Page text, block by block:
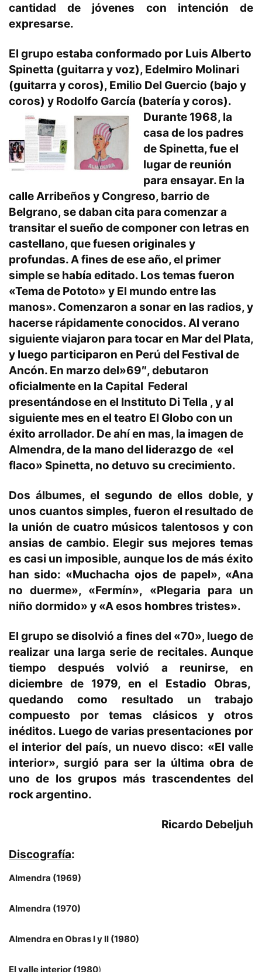
cantidad de jóvenes con intención de
expresarse.
El grupo estaba conformado por Luis Alberto
Spinetta (guitarra y voz), Edelmiro Molinari
(guitarra y coros), Emilio Del Guercio (bajo y
coros) y Rodolfo García (batería y coros).
Durante 1968, la
casa de los padres
de Spinetta, fue el
lugar de reunión
para ensayar. En la
calle Arribeños y Congreso, barrio de
Belgrano, se daban cita para comenzar a
transitar el sueño de componer con letras en
castellano, que fuesen originales y
profundas. A fines de ese año, el primer
simple se había editado. Los temas fueron
«Tema de Pototo» y El mundo entre las
manos». Comenzaron a sonar en las radios, y
hacerse rápidamente conocidos. Al verano
siguiente viajaron para tocar en Mar del Plata,
y luego participaron en Perú del Festival de
Ancón. En marzo del»69″, debutaron
oficialmente en la Capital Federal
presentándose en el Instituto Di Tella , y al
siguiente mes en el teatro El Globo con un
éxito arrollador. De ahí en mas, la imagen de
Almendra, de la mano del liderazgo de «el
flaco» Spinetta, no detuvo su crecimiento.
Dos álbumes, el segundo de ellos doble, y
unos cuantos simples, fueron el resultado de
la unión de cuatro músicos talentosos y con
ansias de cambio. Elegir sus mejores temas
es casi un imposible, aunque los de más éxito
han sido: «Muchacha ojos de papel», «Ana
no duerme», «Fermín», «Plegaria para un
niño dormido» y «A esos hombres tristes».
El grupo se disolvió a fines del «70», luego de
realizar una larga serie de recitales. Aunque
tiempo después volvió a reunirse, en
diciembre de 1979, en el Estadio Obras,
quedando como resultado un trabajo
compuesto por temas clásicos y otros
inéditos. Luego de varias presentaciones por
el interior del país, un nuevo disco: «El valle
interior», surgió para ser la última obra de
uno de los grupos más trascendentes del
rock argentino.
Ricardo Debeljuh
Discografía:
Almendra (1969)
Almendra (1970)
Almendra en Obras I y II (1980)
El valle interior (1980)